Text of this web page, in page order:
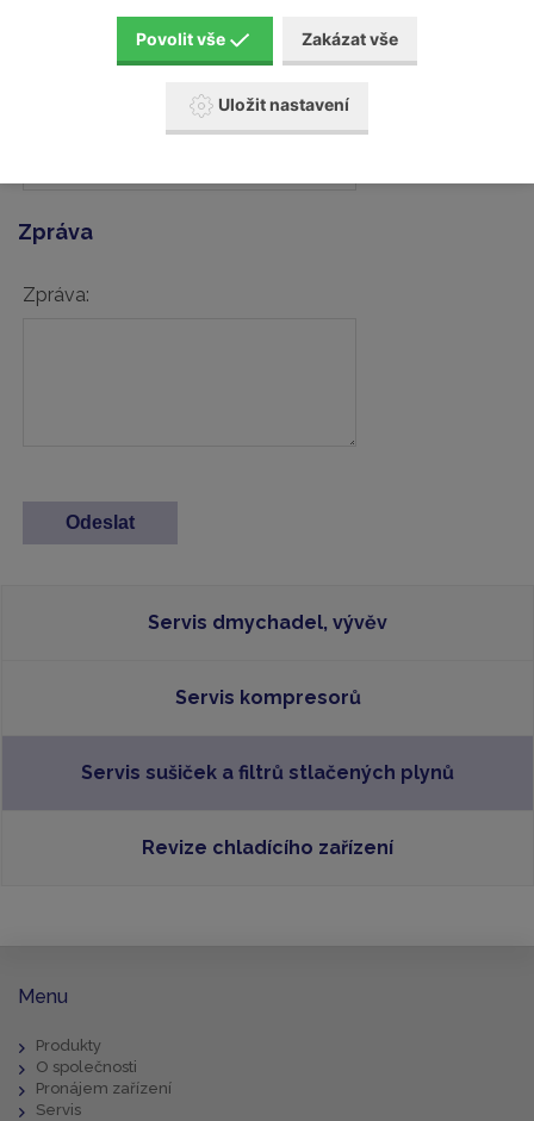
Zpráva
Zpráva:
Servis dmychadel, vývěv
Servis kompresorů
Servis sušiček a filtrů stlačených plynů
Revize chladícího zařízení
Menu
Produkty
O společnosti
Pronájem zařízení
Servis
Povolit vše Zakázat vše
Uložit nastavení